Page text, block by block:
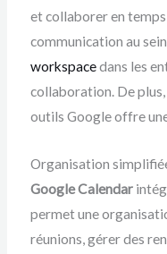
et collaborer en
communication au sein
workspacedans les
collaboration. De
outils Google offre
Organisation
Google Calendar
permet une
réunions, gérer des